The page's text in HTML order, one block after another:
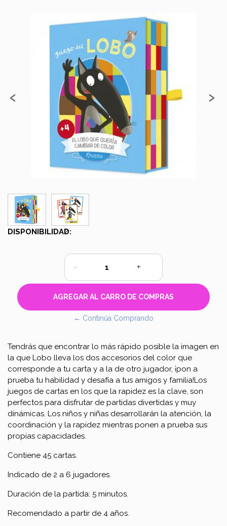
‹ ›
DISPONIBILIDAD:
2
- +
← Continúa Comprando
Tendrás que encontrar lo más rápido posible la imagen en
la que Lobo lleva los dos accesorios del color que
corresponde a tu carta y a la de otro jugador, ¡pon a
prueba tu habilidad y desafía a tus amigos y familia!Los
juegos de cartas en los que la rapidez es la clave, son
perfectos para disfrutar de partidas divertidas y muy
dinámicas. Los niños y niñas desarrollarán la atención, la
coordinación y la rapidez mientras ponen a prueba sus
propias capacidades.
Contiene 45 cartas.
Indicado de 2 a 6 jugadores.
Duración de la partida: 5 minutos.
Recomendado a partir de 4 años.